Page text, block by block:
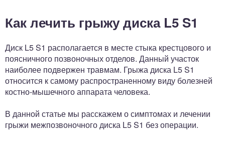
Как лечить грыжу диска L5 S1
Диск L5 S1 располагается в месте стыка крестцового и
поясничного позвоночных отделов. Данный участок
наиболее подвержен травмам. Грыжа диска L5 S1
относится к самому распространенному виду болезней
костно-мышечного аппарата человека.
В данной статье мы расскажем о симптомах и лечении
грыжи межпозвоночного диска L5 S1 без операции.